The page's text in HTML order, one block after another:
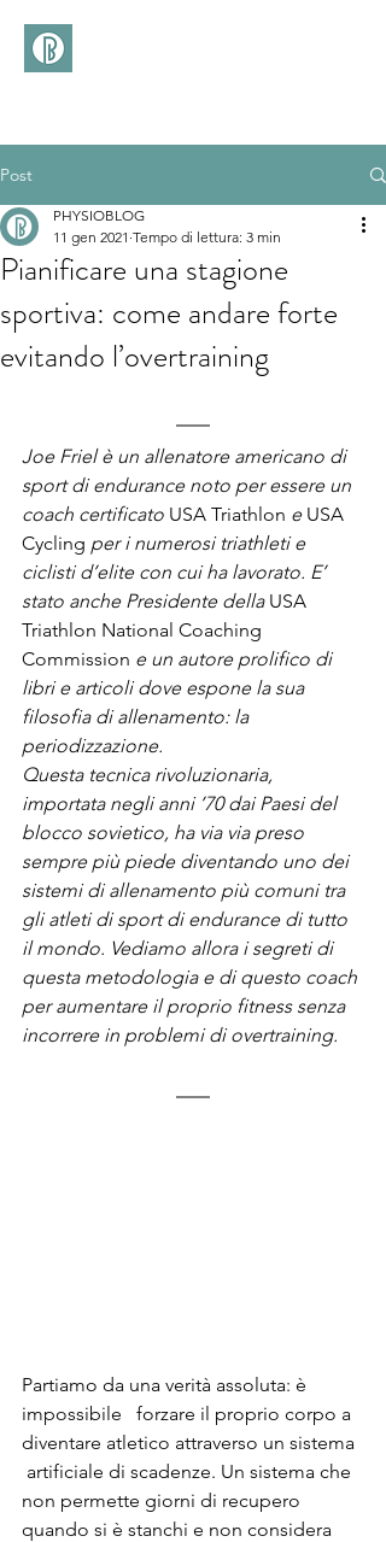
Post
Pianificare una stagione
sportiva: come andare forte
evitando l’overtraining
PHYSIOBLOG
11 gen 2021 Tempo di lettura: 3 min
Joe Friel è un allenatore americano di
sport di endurance noto per essere un
coach certificato USA Triathlon e USA
Cycling per i numerosi triathleti e
ciclisti d’elite con cui ha lavorato. E’
stato anche Presidente della USA
Triathlon National Coaching
Commission e un autore prolifico di
libri e articoli dove espone la sua
filosofia di allenamento: la
periodizzazione.
Questa tecnica rivoluzionaria,
importata negli anni ’70 dai Paesi del
blocco sovietico, ha via via preso
sempre più piede diventando uno dei
sistemi di allenamento più comuni tra
gli atleti di sport di endurance di tutto
il mondo. Vediamo allora i segreti di
questa metodologia e di questo coach
per aumentare il proprio fitness senza
incorrere in problemi di overtraining.
Partiamo da una verità assoluta: è
impossibile   forzare il proprio corpo a
diventare atletico attraverso un sistema
artificiale di scadenze. Un sistema che
non permette giorni di recupero
quando si è stanchi e non considera